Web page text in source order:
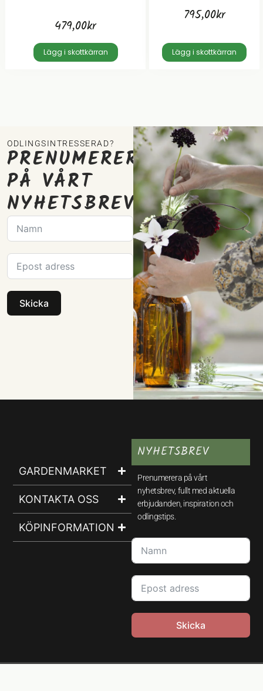
479,00kr
Lägg i skottkärran
795,00kr
Lägg i skottkärran
ODLINGSINTRESSERAD?
PRENUMERERA
PÅ VÅRT
NYHETSBREV
Skicka
GARDENMARKET
KONTAKTA OSS
KÖPINFORMATION
NYHETSBREV
Prenumerera på vårt
nyhetsbrev, fullt med aktuella
erbjudanden, inspiration och
odlingstips.
Skicka